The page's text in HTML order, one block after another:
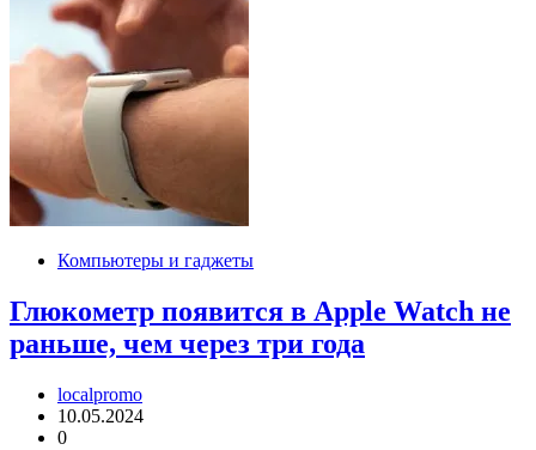
Компьютеры и гаджеты
Глюкометр появится в Apple Watch не
раньше, чем через три года
localpromo
10.05.2024
0